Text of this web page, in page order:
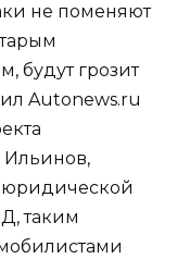
не поменяют
будут грозит
Autonews.ru
Ильинов,
юридической
таким